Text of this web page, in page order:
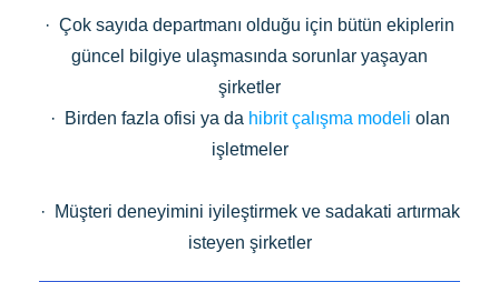
· Çok sayıda departmanı olduğu için bütün ekiplerin
güncel bilgiye ulaşmasında sorunlar yaşayan
şirketler
· Birden fazla ofisi ya da hibrit çalışma modeli olan
işletmeler
· Müşteri deneyimini iyileştirmek ve sadakati artırmak
isteyen şirketler